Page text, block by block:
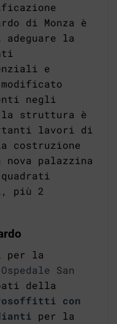
di Monza è
la
e
negli
la struttura è
lavori di
costruzione
palazzina
più 2
per la
Ospedale San
della
con
per la